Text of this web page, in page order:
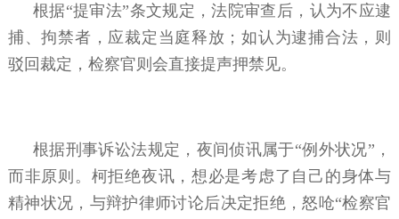
根据“提审法”条文规定，法院审查后，认为不应逮
捕、拘禁者，应裁定当庭释放；如认为逮捕合法，则
驳回裁定，检察官则会直接提声押禁见。
根据刑事诉讼法规定，夜间侦讯属于“例外状况”，
而非原则。柯拒绝夜讯，想必是考虑了自己的身体与
精神状况，与辩护律师讨论后决定拒绝，怒呛“检察官